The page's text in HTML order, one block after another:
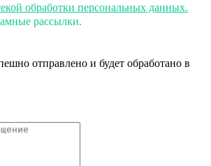
обработки персональных данных.
рассылки.
отправлено и будет обработано в